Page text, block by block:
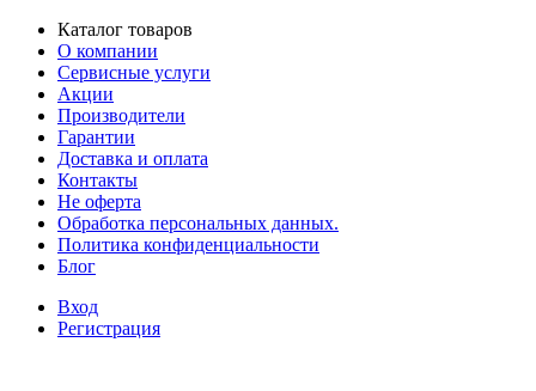
Каталог товаров
О компании
Сервисные услуги
Акции
Производители
Гарантии
Доставка и оплата
Контакты
Не оферта
Обработка персональных данных.
Политика конфиденциальности
Блог
Вход
Регистрация